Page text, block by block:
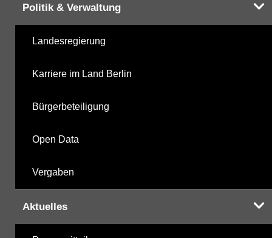
Politik & Verwaltung
Landesregierung
Karriere im Land Berlin
Bürgerbeteiligung
Open Data
Vergaben
Aktuelles